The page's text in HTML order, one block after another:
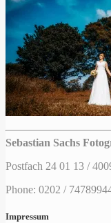
Sebastian Sachs
Postfach 24 01 13 /
Phone: 0202 /
Impressum